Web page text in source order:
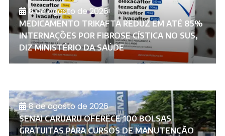
8 de agosto de 2026
MEDICAMENTO TRIKAFTA REDUZ EM ATÉ 85%
INTERNAÇÕES POR FIBROSE CÍSTICA NO SUS,
DIZ MINISTÉRIO DA SAÚDE
8 de agosto de 2026
SENAI CARUARU OFERECE 100 BOLSAS
GRATUITAS PARA CURSOS DE MANUTENÇÃO